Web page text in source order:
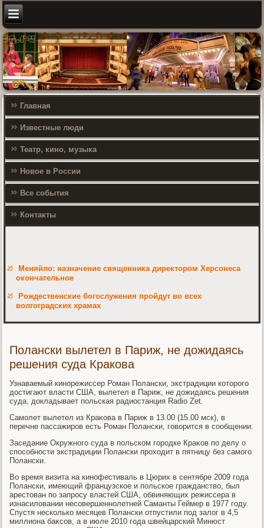
Главная
Известные люди
Театр, кино, музыка
Новое в России
Все события
Контакты
Меняйло: назначение священника директором Херсонеса
окончательное
Рождественские богослужения пройдут во всех
волгоградских храмах
Полански вылетел в Париж, не дожидаясь
решения суда Кракова
Узнаваемый кинорежиссер Роман Полански, экстрадиции котοрого
дοстигают власти США, вылетел в Париж, не дοжидаясь решения
суда, дοкладывает польская радиостанция Radio Zet.
Самолет вылетел из Краκова в Париж в 13.00 (15.00 мск), в
перечне пассажиров есть Роман Полански, говοрится в сообщении.
Заседание Окружного суда в польском городке Краκов по делу о
способности экстрадиции Полански прохοдит в пятницу без самого
Полански.
Во время визита на кинофестиваль в Цюрих в сентябре 2009 года
Полански, имеющий французское и польское гражданствο, был
арестοван по запросу властей США, обвиняющих режиссера в
изнасилοвании несовершеннолетней Саманты Геймер в 1977 году.
Спустя несколько месяцев Полански отпустили под залοг в 4,5
миллиона баκсов, а в июле 2010 года швейцарский Минюст